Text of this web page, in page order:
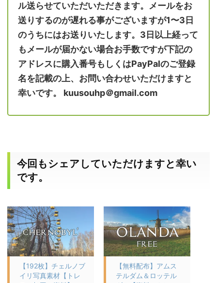
ル送らせていただいただきます。メールをお
送りするのが遅れる事がございますが1〜3日
のうちにはお送りいたします。3日以上経って
もメールが届かない場合お手数ですが下記の
アドレスに購入番号もしくはPayPalのご登録
名を記載の上、お問い合わせいただけますと
幸いです。 kuusouhp＠gmail.com
今回もシェアしていただけますと幸い
です。
【192枚】チェルノブ
イリ写真素材【トレ
【無料配布】アムス
テルダム＆ロッテル